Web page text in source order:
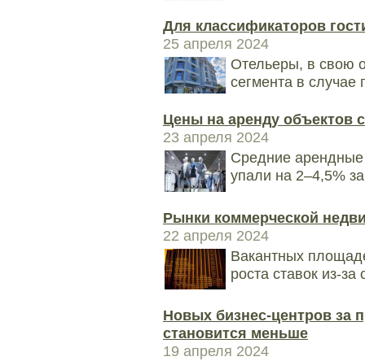
Для классификаторов
25 апреля 2024
Отельеры, в свою
сегмента в случае
Цены на аренду объектов
23 апреля 2024
Средние арендные
упали на 2–4,5%
Рынки коммерческой
22 апреля 2024
Вакантных
роста ставок из-
Новых бизнес-центров за
становится меньше
19 апреля 2024